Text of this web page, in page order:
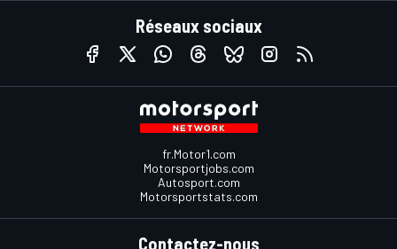
Réseaux sociaux
fr.Motor1.com
Motorsportjobs.com
Autosport.com
Motorsportstats.com
Contactez-nous